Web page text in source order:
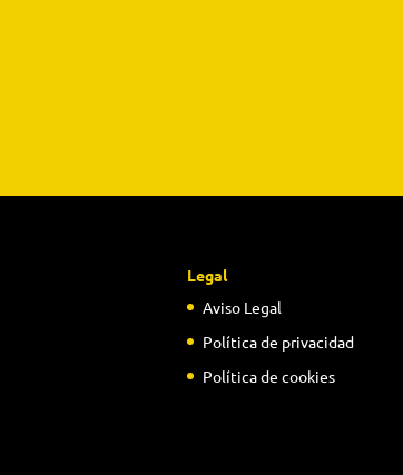
Legal
Aviso Legal
Política de privacidad
Política de cookies